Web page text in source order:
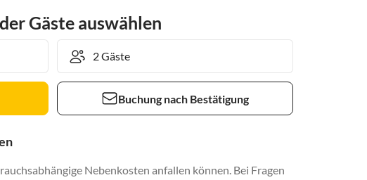
Gäste auswählen
Buchung nach Bestätigung
Nebenkosten anfallen können. Bei Fragen